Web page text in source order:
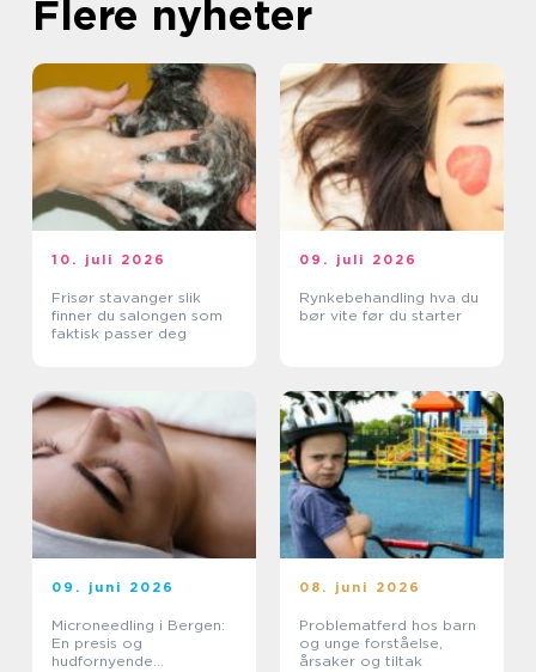
Flere nyheter
10. juli 2026
Frisør stavanger slik
finner du salongen som
faktisk passer deg
09. juli 2026
Rynkebehandling hva du
bør vite før du starter
09. juni 2026
Microneedling i Bergen:
En presis og
hudfornyende
08. juni 2026
Problematferd hos barn
og unge forståelse,
årsaker og tiltak